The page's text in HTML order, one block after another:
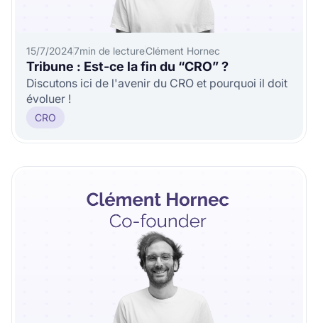
15/7/20247min de lectureClément Hornec
Tribune : Est-ce la fin du “CRO” ?
Discutons ici de l'avenir du CRO et pourquoi il doit
évoluer !
CRO